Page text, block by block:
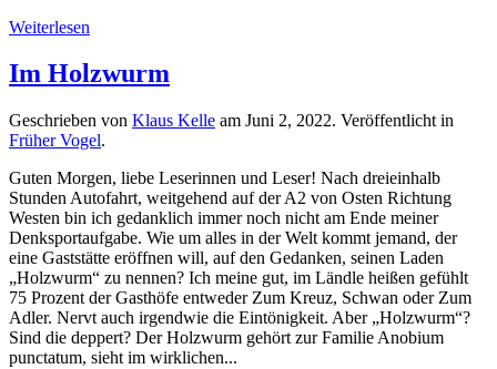
Weiterlesen
Im Holzwurm
Geschrieben von Klaus Kelle am Juni 2, 2022. Veröffentlicht in
Früher Vogel.
Guten Morgen, liebe Leserinnen und Leser! Nach dreieinhalb
Stunden Autofahrt, weitgehend auf der A2 von Osten Richtung
Westen bin ich gedanklich immer noch nicht am Ende meiner
Denksportaufgabe. Wie um alles in der Welt kommt jemand, der
eine Gaststätte eröffnen will, auf den Gedanken, seinen Laden
„Holzwurm“ zu nennen? Ich meine gut, im Ländle heißen gefühlt
75 Prozent der Gasthöfe entweder Zum Kreuz, Schwan oder Zum
Adler. Nervt auch irgendwie die Eintönigkeit. Aber „Holzwurm“?
Sind die deppert? Der Holzwurm gehört zur Familie Anobium
punctatum, sieht im wirklichen...